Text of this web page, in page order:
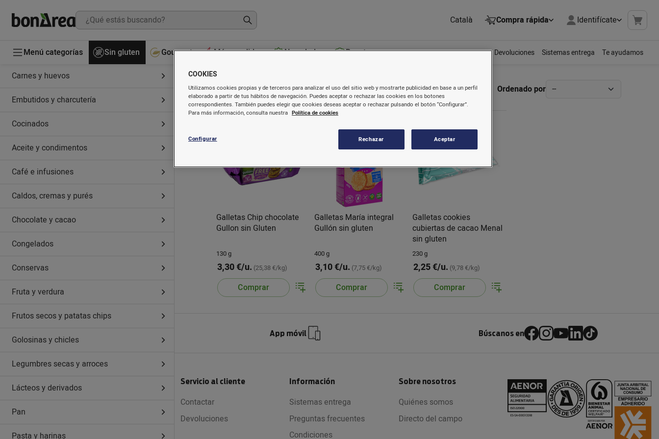
Català Compra rápida Identifícate
Menú categorías Sin gluten Gourmet Más vendidos Novedades Recetas Devoluciones Sistemas entrega Te ayudamos
Carnes y huevos
Embutidos y charcutería
Cocinados
Aceite y condimentos
Café e infusiones
Caldos, cremas y purés
Chocolate y cacao
Congelados
Conservas
Fruta y verdura
Frutos secos y patatas chips
Golosinas y chicles
Legumbres secas y arroces
Lácteos y derivados
Pan
Pasta y harinas
Galletas Ordenado por
Galletas Chip chocolate
Gullon sin Gluten
130 g
3,30 €/u. (25,38 €/kg)
Comprar
Galletas María integral
Gullón sin gluten
400 g
3,10 €/u. (7,75 €/kg)
Comprar
Galletas cookies
cubiertas de cacao Menal
sin gluten
230 g
2,25 €/u. (9,78 €/kg)
Comprar
App móvil Búscanos en
Servicio al cliente
Contactar
Devoluciones
Información
Sistemas entrega
Preguntas frecuentes
Condiciones
Sobre nosotros
Quiénes somos
Directo del campo
COOKIES
Utilizamos cookies propias y de terceros para analizar el uso del sitio web y mostrarte publicidad en base a un perfil
elaborado a partir de tus hábitos de navegación. Puedes aceptar o rechazar las cookies en los botones
correspondientes. También puedes elegir que cookies deseas aceptar o rechazar pulsando el botón “Configurar”.
Para más información, consulta nuestra Política de cookies
Configurar Rechazar Aceptar